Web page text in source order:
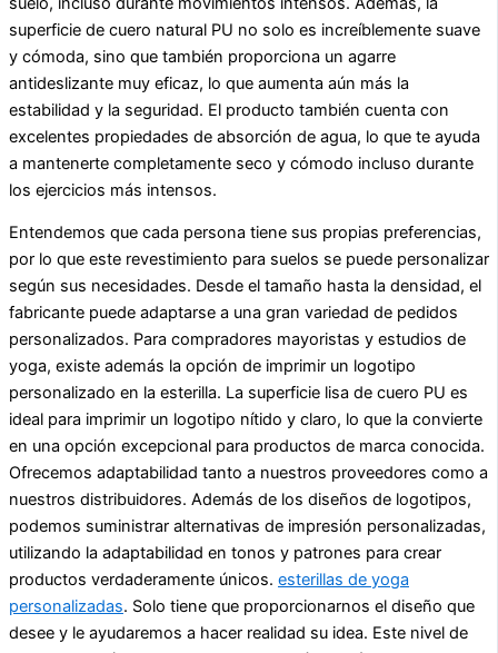
superficie de cuero natural PU no solo es increíblemente suave
y cómoda, sino que también proporciona un agarre
antideslizante muy eficaz, lo que aumenta aún más la
estabilidad y la seguridad. El producto también cuenta con
excelentes propiedades de absorción de agua, lo que te ayuda
a mantenerte completamente seco y cómodo incluso durante
los ejercicios más intensos.
Entendemos que cada persona tiene sus propias preferencias,
por lo que este revestimiento para suelos se puede personalizar
según sus necesidades. Desde el tamaño hasta la densidad, el
fabricante puede adaptarse a una gran variedad de pedidos
personalizados. Para compradores mayoristas y estudios de
yoga, existe además la opción de imprimir un logotipo
personalizado en la esterilla. La superficie lisa de cuero PU es
ideal para imprimir un logotipo nítido y claro, lo que la convierte
en una opción excepcional para productos de marca conocida.
Ofrecemos adaptabilidad tanto a nuestros proveedores como a
nuestros distribuidores. Además de los diseños de logotipos,
podemos suministrar alternativas de impresión personalizadas,
utilizando la adaptabilidad en tonos y patrones para crear
productos verdaderamente únicos. esterillas de yoga
personalizadas. Solo tiene que proporcionarnos el diseño que
desee y le ayudaremos a hacer realidad su idea. Este nivel de